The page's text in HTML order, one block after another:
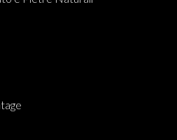
Orecchini e Anelli